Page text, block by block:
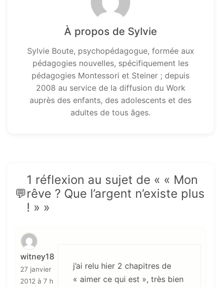
À propos de Sylvie
Sylvie Boute, psychopédagogue, formée aux
pédagogies nouvelles, spécifiquement les
pédagogies Montessori et Steiner ; depuis
2008 au service de la diffusion du Work
auprès des enfants, des adolescents et des
adultes de tous âges.
1 réflexion au sujet de « « Mon
rêve ? Que l’argent n’existe plus
! » »
witney18
27 janvier
2012 à 7 h
j’ai relu hier 2 chapitres de
« aimer ce qui est », très bien